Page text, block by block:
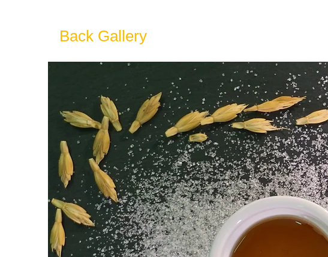
Back Gallery